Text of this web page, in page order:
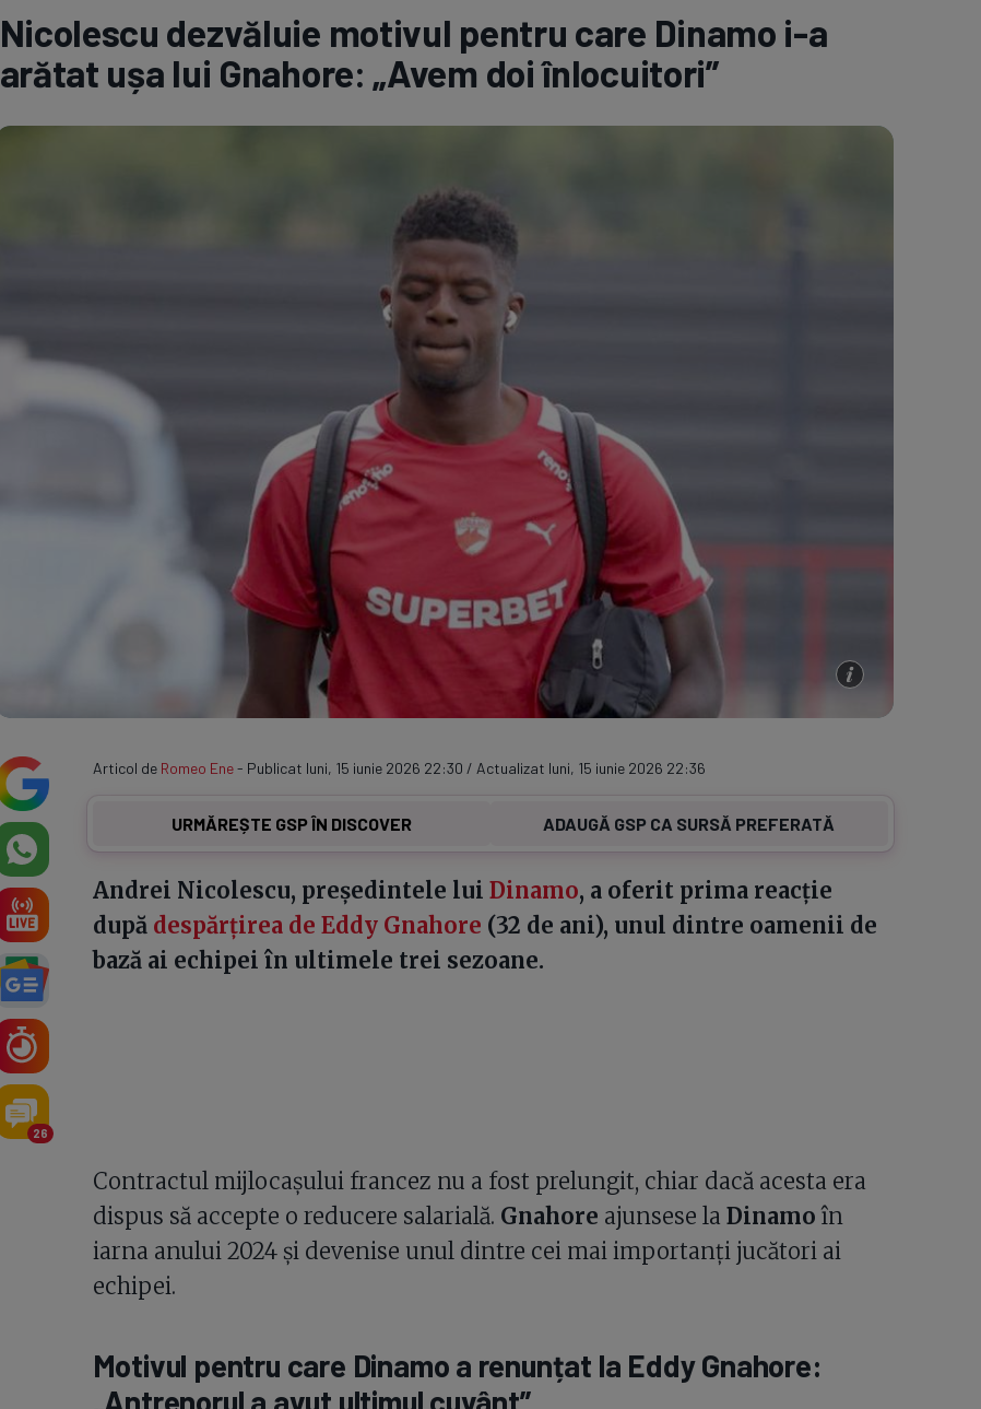
Serie A
Echipe
Nicolescu dezvăluie motivul pentru care Dinamo i-a
arătat ușa lui Gnahore: „Avem doi înlocuitori”
26
Articol de Romeo Ene- Publicat luni, 15 iunie 2026 22:30 / Actualizat luni, 15 iunie 2026 22:36
URMĂREȘTE GSP ÎN DISCOVER ADAUGĂ GSP CA SURSĂ PREFERATĂ
Andrei Nicolescu, președintele lui Dinamo, a oferit prima reacție
după despărțirea de Eddy Gnahore (32 de ani), unul dintre oamenii de
bază ai echipei în ultimele trei sezoane.
Contractul mijlocașului francez nu a fost prelungit, chiar dacă acesta era
dispus să accepte o reducere salarială. Gnahore ajunsese la Dinamoîn
iarna anului 2024 și devenise unul dintre cei mai importanți jucători ai
echipei.
Motivul pentru care Dinamo a renunțat la Eddy Gnahore:
„Antrenorul a avut ultimul cuvânt”